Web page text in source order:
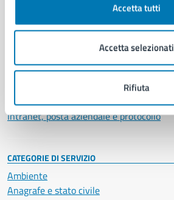
Accetta tutti
Accetta selezionati
Rifiuta
Municipalità
Politici
Documenti e dati
Intranet, posta aziendale e protocollo
CATEGORIE DI SERVIZIO
Ambiente
Anagrafe e stato civile